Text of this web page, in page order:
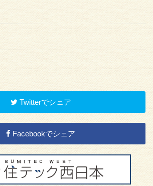
Twitterでシェア
Facebookでシェア